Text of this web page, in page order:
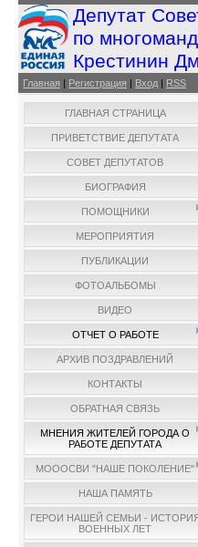
Депутат
по
Крестинин
Главная | Регистрация | Вход | RSS
ГЛАВНАЯ СТРАНИЦА
ПРИВЕТСТВИЕ ДЕПУТАТА
СОВЕТ ДЕПУТАТОВ
БИОГРАФИЯ
ПОМОЩНИКИ
МЕРОПРИЯТИЯ
ПУБЛИКАЦИИ
ФОТОАЛЬБОМЫ
ВИДЕО
ОТЧЕТ О РАБОТЕ
АРХИВ ПОЗДРАВЛЕНИЙ
КОНТАКТЫ
ОБРАТНАЯ СВЯЗЬ
МНЕНИЯ ЖИТЕЛЕЙ ГОРОДА О
РАБОТЕ ДЕПУТАТА
МОООСВИ "НАШЕ ПОКОЛЕНИЕ"
НАША ПАМЯТЬ
ГЕРОИ НАШЕЙ СЕМЬИ -
ВОЕННЫХ ЛЕТ